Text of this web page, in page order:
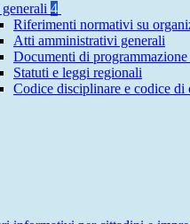
4
Riferimenti normativi su
Atti amministrativi generali
Documenti di programmazione
Statuti e leggi regionali
Codice disciplinare e codice di